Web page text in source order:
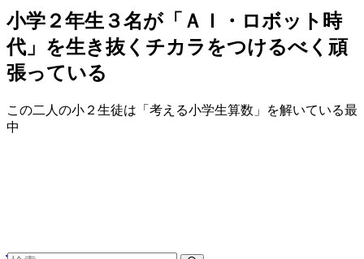
小学２年生３名が「ＡＩ・ロボット時
代」を生き抜くチカラをつけるべく頑
張っている
この二人の小２生徒は「考える小学生算数」を解いている最
中